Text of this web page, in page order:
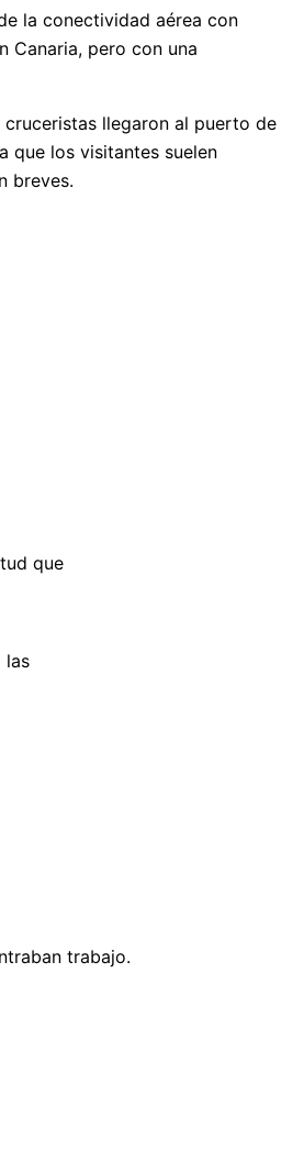
la conectividad aérea con
Canaria, pero con una
llegaron al puerto de
que los visitantes suelen
breves.
que
las
trabajo.